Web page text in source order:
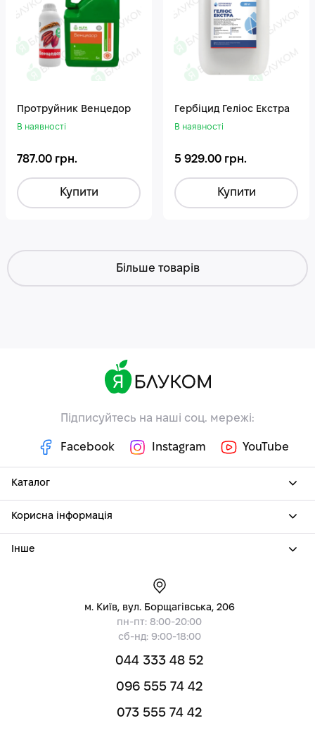
Протруйник Венцедор
В наявності
787.00 грн.
Купити
Гepбiцид Геліос Екстра
В наявності
5 929.00 грн.
Купити
Більше товарів
Підписуйтесь на наші соц. мережі:
Facebook Instagram YouTube
Каталог
Корисна інформація
Інше
м. Київ, вул. Борщагівська, 206
пн-пт: 8:00-20:00
сб-нд: 9:00-18:00
044 333 48 52
096 555 74 42
073 555 74 42